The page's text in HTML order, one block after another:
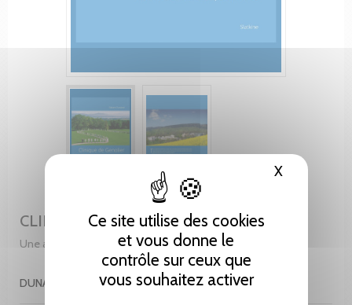
Ce site utilise des cookies
et vous donne le
contrôle sur ceux que
vous souhaitez activer
XMasquer
CLINIQUE DE GENOLIER
Une aventure exceptionnelle
DUNAND FABIEN